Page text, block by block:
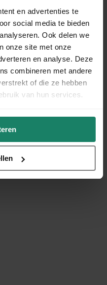
en advertenties te
social media te bieden
Ook delen we
onze site met onze
en analyse. Deze
combineren met andere
of die ze hebben
van hun services.